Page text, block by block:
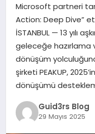
MAGAZIN
EĞITIM
Microsoft partneri
Action: Deep Dive”
İSTANBUL — 13 yılı
geleceğe hazırlama
dönüşüm
şirketi PEAKUP,
dönüşümü
Guid3rs Blog
29 Mayıs 2025